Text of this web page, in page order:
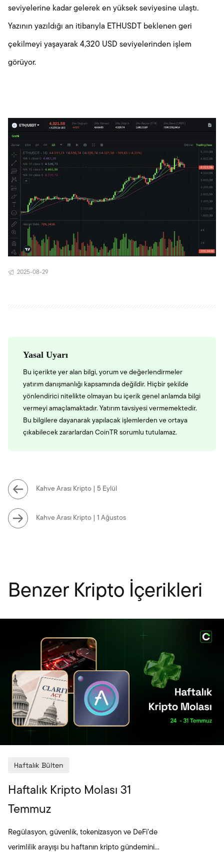
seviyelerine kadar gelerek en yüksek seviyesine ulaştı.
Yazının yazıldığı an itibarıyla ETHUSDT beklenen geri
çekilmeyi yaşayarak 4,320 USD seviyelerinden işlem
görüyor.
2025-08-29
Yasal Uyarı
Bu içerikte yer alan bilgi, yorum ve değerlendirmeler
yatırım danışmanlığı kapsamında değildir. Hiçbir şekilde
yönlendirici nitelikte olmayan bu içerik genel anlamda bilgi
vermeyi amaçlamaktadır. Yatırım tavsiyesi vermemektedir.
Bu bilgilere dayanarak yapılacak işlemlerden ve ortaya
çıkabilecek zararlardan CoinTR sorumlu tutulamaz.
Kahve Arası Kripto | 5 Eylül
Kahve Arası Kripto | 1 Ağustos
Benzer Kripto İçerikleri
Haftalık Bülten
Haftalık Kripto Molası 31
Temmuz
Regülasyon, güvenlik, tokenizasyon ve DeFi’de
verimlilik arayışı bu haftanın kripto gündemini